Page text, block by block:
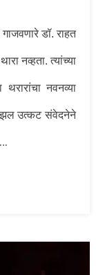
डॉ. राहत
नव्हता. त्यांच्या
थरारांचा नवनव्या
उत्कट संवेदनेने
…